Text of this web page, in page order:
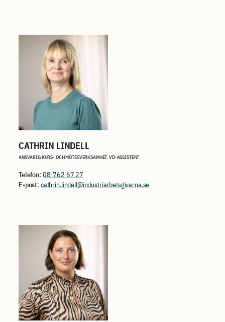
CATHRIN LINDELL
ANSVARIG KURS- OCH MÖTESVERKSAMHET, VD-ASSISTENT
Telefon: 08-762 67 27
E-post: cathrin.lindell@industriarbetsgivarna.se